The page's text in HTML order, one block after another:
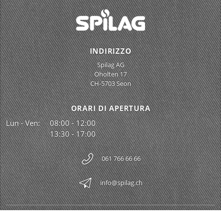
INDIRIZZO
Spilag AG
Oholten 17
CH-5703 Seon
ORARI DI APERTURA
Lun - Ven:
08:00 - 12:00
13:30 - 17:00
061 766 66 66
info@spilag.ch